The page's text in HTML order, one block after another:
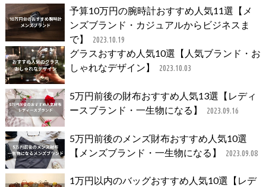
予算10万円の腕時計おすすめ人気11選【メ
ンズブランド・カジュアルからビジネスま
で】
2023.10.19
グラスおすすめ人気10選【人気ブランド・お
しゃれなデザイン】
2023.10.03
5万円前後の財布おすすめ人気13選【レディ
ースブランド・一生物になる】
2023.09.16
5万円前後のメンズ財布おすすめ人気10選
【メンズブランド・一生物になる】
2023.09.08
1万円以内のバッグおすすめ人気10選【レデ